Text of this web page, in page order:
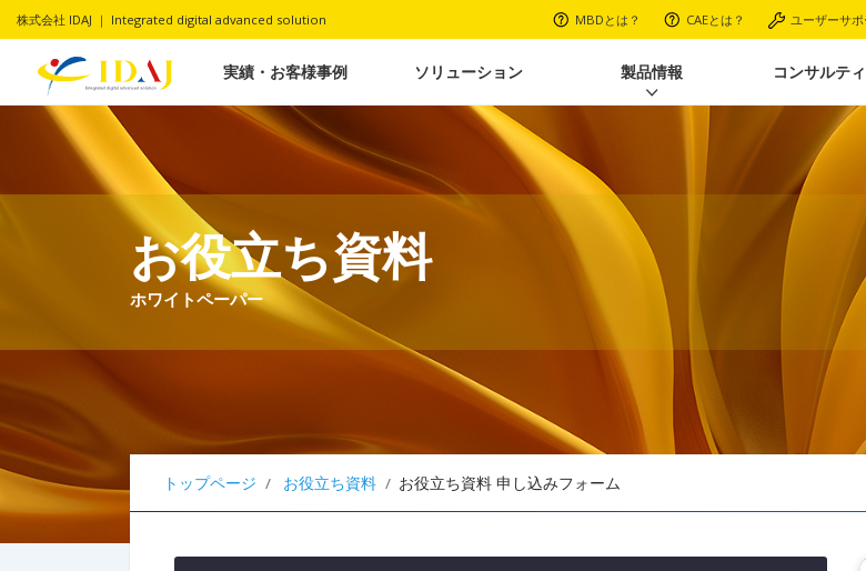
株式会社 IDAJ ｜ Integrated digital advanced solution MBDとは？ CAEとは？ ユーザーサ
実績・お客様事例 ソリューション 製品情報 コンサルテ
お役立ち資料
ホワイトペーパー
トップページ お役立ち資料 お役立ち資料 申し込みフォーム